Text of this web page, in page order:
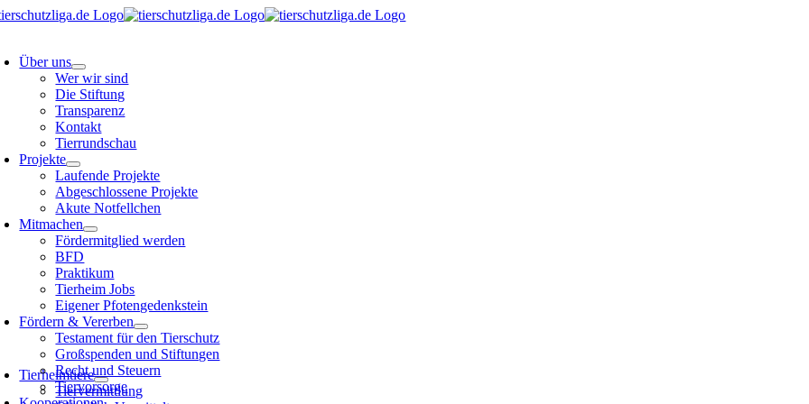
Skip
Über uns
Wer wir sind
Die Stiftung
Transparenz
Kontakt
Tierrundschau
Projekte
Laufende Projekte
Abgeschlossene Projekte
Akute Notfellchen
Mitmachen
Fördermitglied werden
BFD
Praktikum
Tierheim Jobs
Eigener Pfotengedenkstein
Fördern & Vererben
Testament für den Tierschutz
Großspenden und Stiftungen
Recht und Steuern
Tiervorsorge
Tierheimtiere
Tiervermittlung